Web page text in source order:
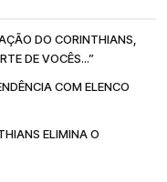
DO CORINTHIANS,
DE VOCÊS...”
COM ELENCO
ELIMINA O